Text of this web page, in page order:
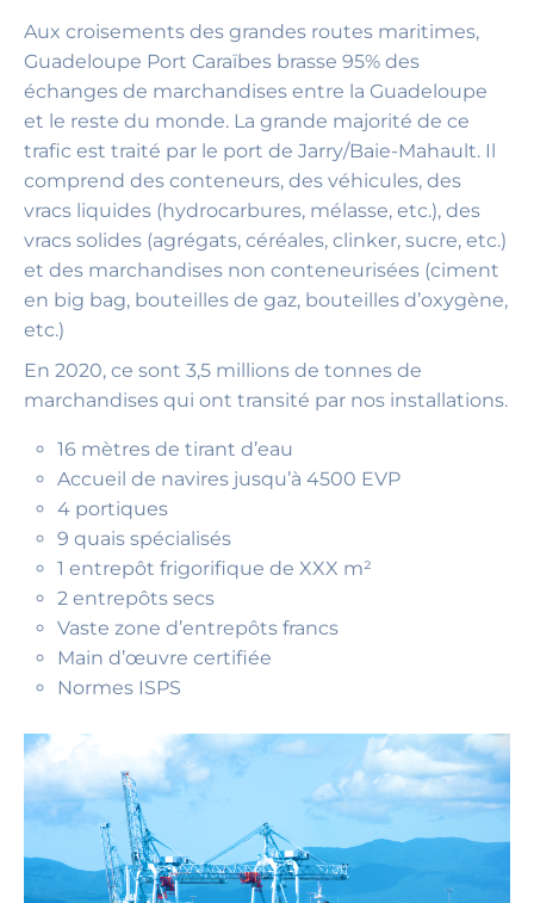
Aux croisements des grandes routes maritimes,
Guadeloupe Port Caraïbes brasse 95% des
échanges de marchandises entre la Guadeloupe
et le reste du monde. La grande majorité de ce
trafic est traité par le port de Jarry/Baie-Mahault. Il
comprend des conteneurs, des véhicules, des
vracs liquides (hydrocarbures, mélasse, etc.), des
vracs solides (agrégats, céréales, clinker, sucre, etc.)
et des marchandises non conteneurisées (ciment
en big bag, bouteilles de gaz, bouteilles d’oxygène,
etc.)
En 2020, ce sont 3,5 millions de tonnes de
marchandises qui ont transité par nos installations.
16 mètres de tirant d’eau
Accueil de navires jusqu’à 4500 EVP
4 portiques
9 quais spécialisés
1 entrepôt frigorifique de XXX m²
2 entrepôts secs
Vaste zone d’entrepôts francs
Main d’œuvre certifiée
Normes ISPS